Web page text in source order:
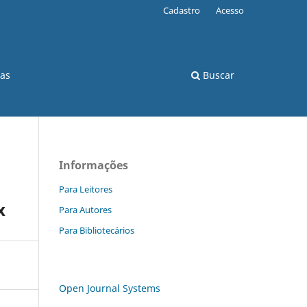
Buscar
Cadastro Acesso
Informações
Para Leitores
Para Autores
Para Bibliotecários
Open Journal Systems